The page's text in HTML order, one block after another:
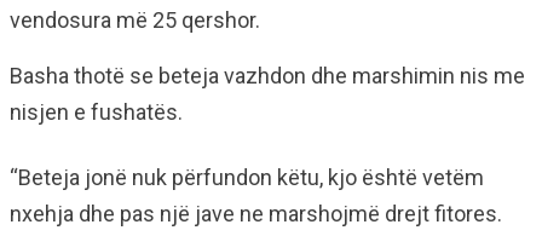
vendosura më 25 qershor.
Basha thotë se beteja vazhdon dhe marshimin nis me
nisjen e fushatës.
“Beteja jonë nuk përfundon këtu, kjo është vetëm
nxehja dhe pas një jave ne marshojmë drejt fitores.